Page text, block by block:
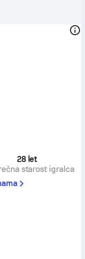
28 let
starost igralca